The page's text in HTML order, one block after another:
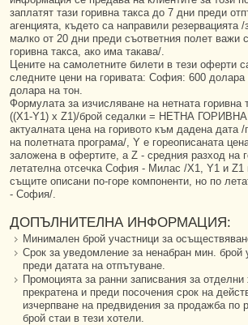
заплатят тази горивна такса до 7 дни преди
агенцията, където са направили резервацията /
малко от 20 дни преди съответния полет важи
горивна такса, ако има такава/.
Цените на самолетните билети в тези оферти
следните цени на горивата: София: 600
долара на тон.
Формулата за изчисляване на нетната горивна
((X1-Y1) x Z1)/брой седалки = НЕТНА
актуалната цена на горивото към дадена дата
на полетната програма/, Y е гореописаната
заложена в офертите, а Z - средния разход на
летателна отсечка София - Милас /X1, Y1 и Z1
същите описани по-горе компоненти, но по
- София/.
ДОПЪЛНИТЕЛНА ИНФОРМАЦИЯ:
Минимален брой участници за
Срок за уведомление за ненабран мин. брой
преди датата на отпътуване.
Промоцията за ранни записвания за
прекратена и преди посочения срок на
изчерпване на предвидения за продажба по
брой стаи в тези хотели.